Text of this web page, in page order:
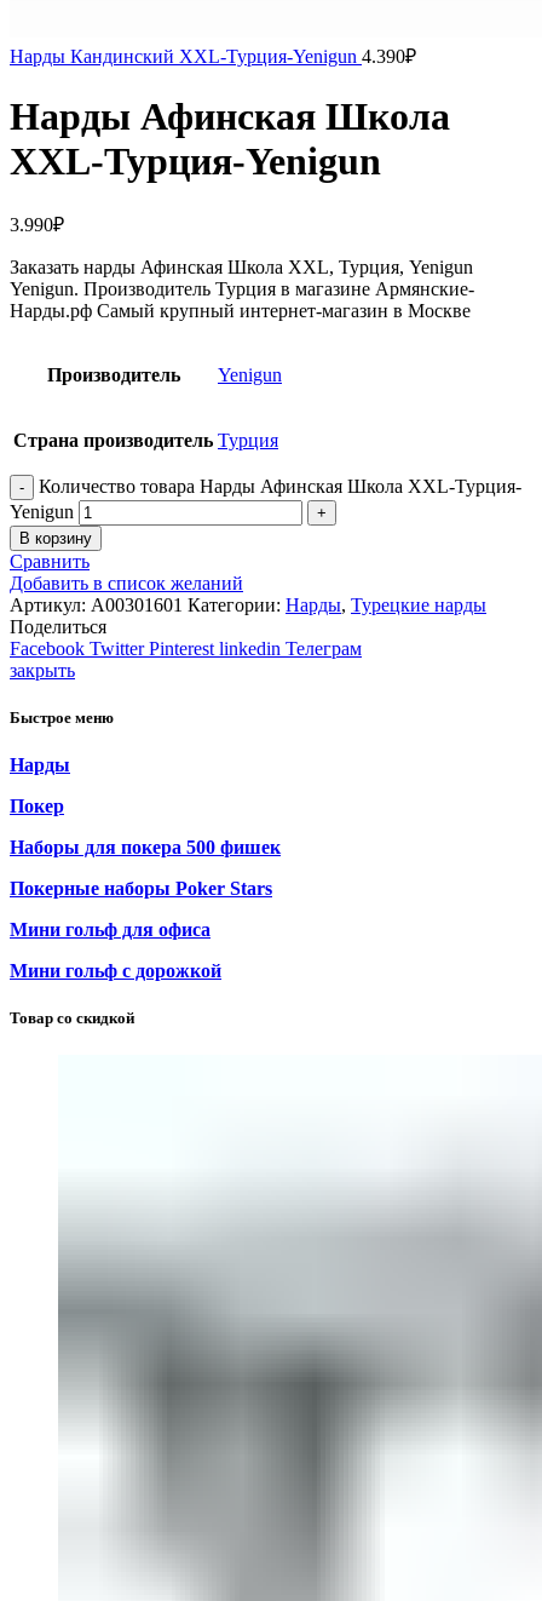
Нарды Кандинский XXL-Турция-Yenigun 4.390₽
Нарды Афинская Школа
XXL-Турция-Yenigun
3.990₽
Заказать нарды Афинская Школа XXL, Турция, Yenigun
Yenigun. Производитель Турция в магазине Армянские-
Нарды.рф Самый крупный интернет-магазин в Москве
Производитель Yenigun
Страна производитель Турция
Количество товара Нарды Афинская Школа XXL-Турция-
Yenigun
В корзину
Сравнить
Добавить в список желаний
Артикул: A00301601 Категории: Нарды, Турецкие нарды
Поделиться
Facebook Twitter Pinterest linkedin Телеграм
закрыть
Быстрое меню
Нарды
Покер
Наборы для покера 500 фишек
Покерные наборы Poker Stars
Мини гольф для офиса
Мини гольф с дорожкой
Товар со скидкой